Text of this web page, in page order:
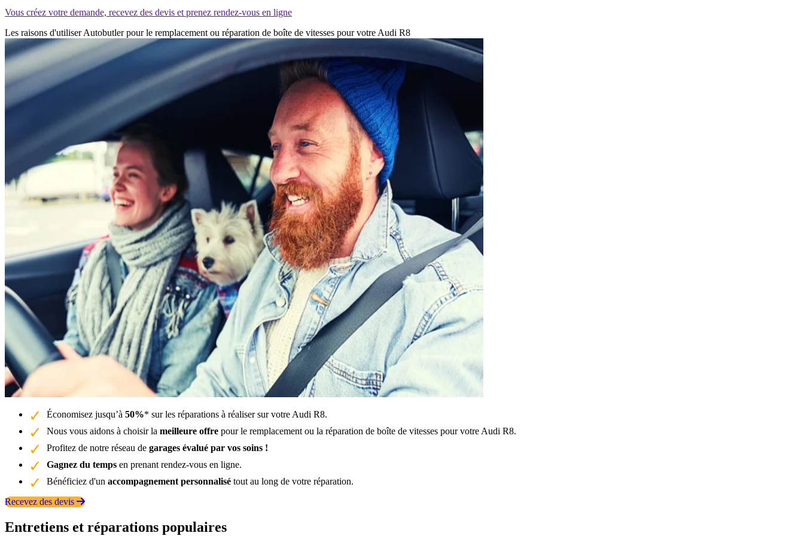
Vous créez votre demande, recevez des devis et prenez rendez-vous en ligne
Les raisons d'utiliser Autobutler pour le remplacement ou réparation de boîte de vitesses pour votre Audi R8
Économisez jusqu’à 50%* sur les réparations à réaliser sur votre Audi R8.
Nous vous aidons à choisir la meilleure offre pour le remplacement ou la réparation de boîte de vitesses pour votre Audi R8.
Profitez de notre réseau de garages évalué par vos soins !
Gagnez du temps en prenant rendez-vous en ligne.
Bénéficiez d'un accompagnement personnalisé tout au long de votre réparation.
Recevez des devis
Entretiens et réparations populaires